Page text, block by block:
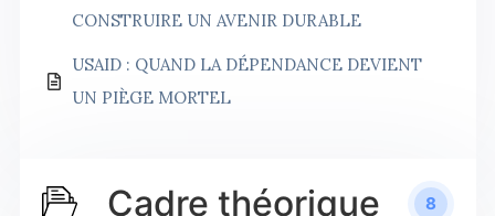
CONSTRUIRE UN AVENIR DURABLE
USAID : QUAND LA DÉPENDANCE DEVIENT
UN PIÈGE MORTEL
Cadre théorique 8